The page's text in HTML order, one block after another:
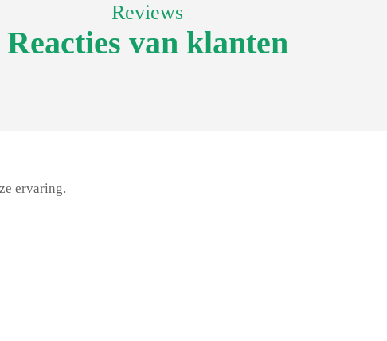
Reviews
Reacties van klanten
ervaring.